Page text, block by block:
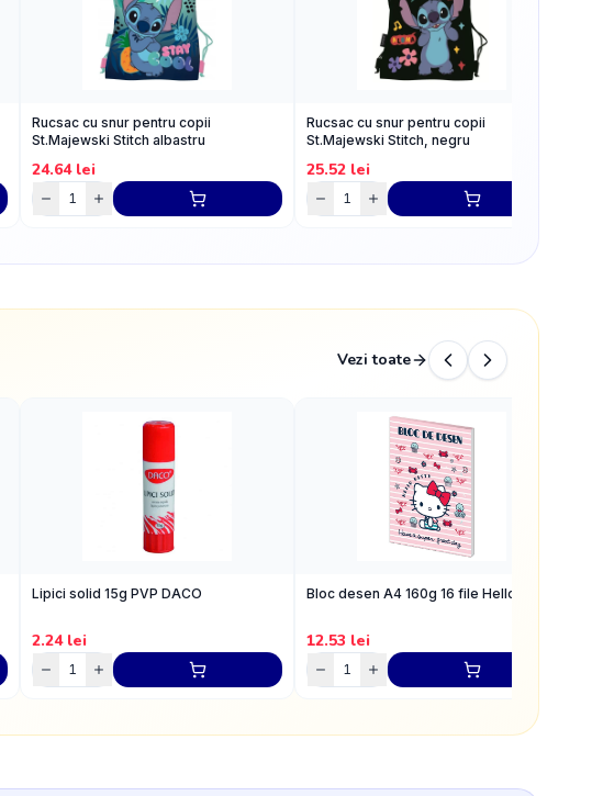
Rucsac cu snur pentru copii
St.Majewski Stitch albastru
24.64lei
Rucsac cu snur pentru copii
St.Majewski Stitch, negru
25.52 lei
Vezi toate
Lipici solid 15g PVP DACO
2.24lei
Bloc desen A4 160g 16 file Hello Kitty
12.53 lei